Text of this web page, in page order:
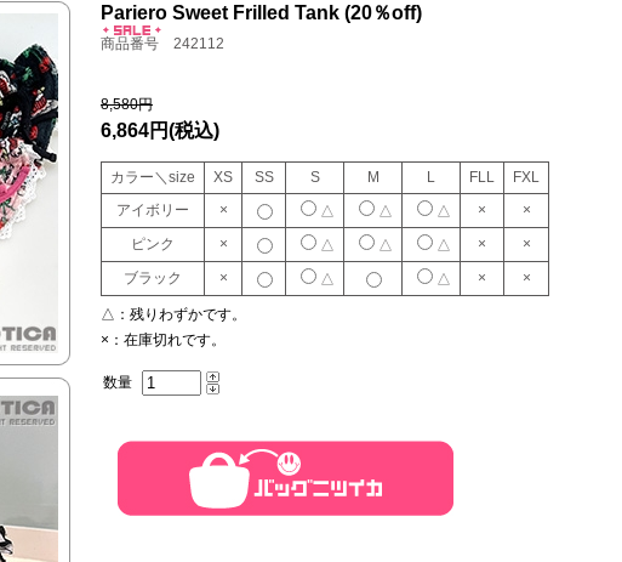
Pariero Sweet Frilled Tank (20％off)
商品番号 242112
8,580円
6,864円(税込)
カラー＼size XS SS S M L FLL
FXL
アイボリー
× △ △ △ ×
×
ピンク
× △ △ △ ×
×
ブラック
× △ △ × ×
△： 残りわずかです。
×： 在庫切れです。
数量